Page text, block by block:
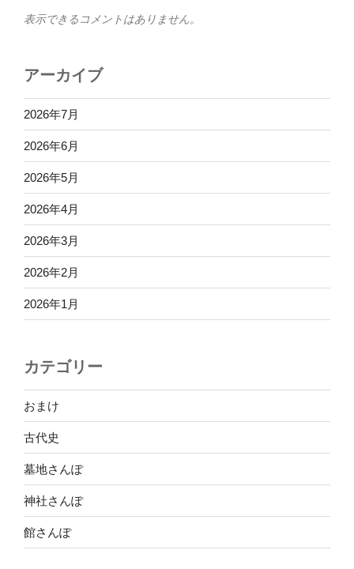
表示できるコメントはありません。
アーカイブ
2026年7月
2026年6月
2026年5月
2026年4月
2026年3月
2026年2月
2026年1月
カテゴリー
おまけ
古代史
墓地さんぽ
神社さんぽ
館さんぽ